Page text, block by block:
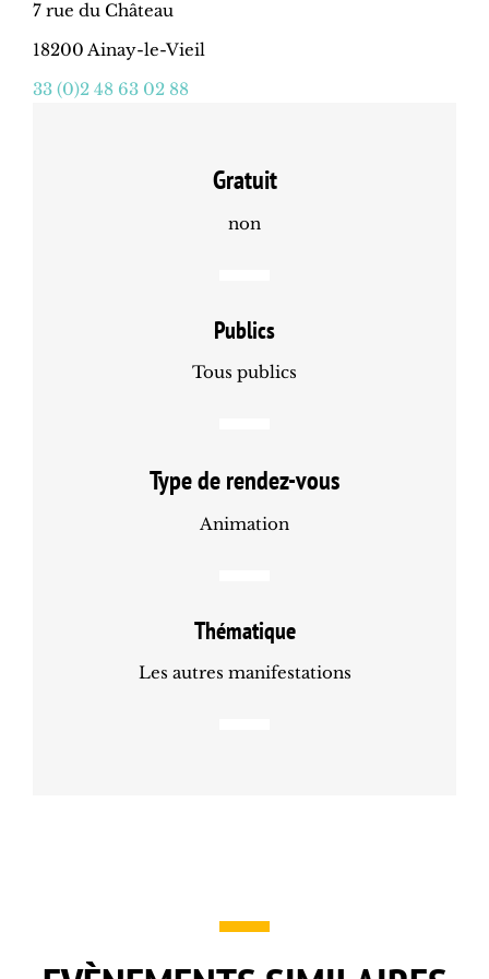
7 rue du Château
18200 Ainay-le-Vieil
33 (0)2 48 63 02 88
Gratuit
non
Publics
Tous publics
Type de rendez-vous
Animation
Thématique
Les autres manifestations